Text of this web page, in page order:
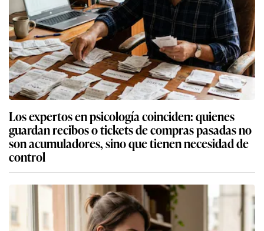
Los expertos en psicología coinciden: quienes
guardan recibos o tickets de compras pasadas no
son acumuladores, sino que tienen necesidad de
control